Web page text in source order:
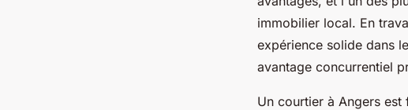
immobilier local. En
expérience solide dans
avantage concurrentiel
Un courtier à Angers